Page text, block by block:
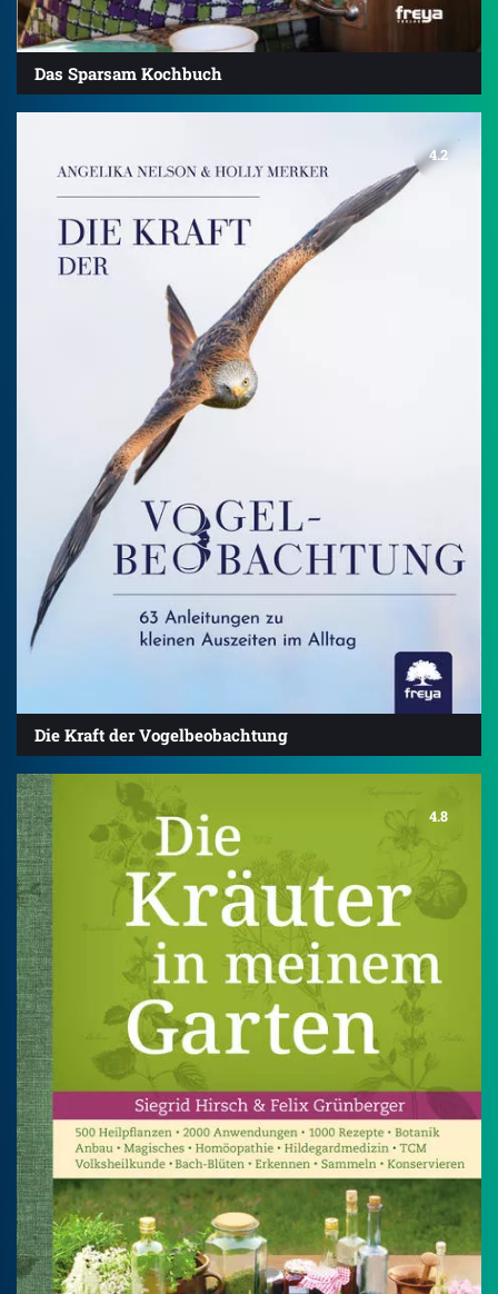
Das Sparsam Kochbuch
4.2
Die Kraft der Vogelbeobachtung
4.8